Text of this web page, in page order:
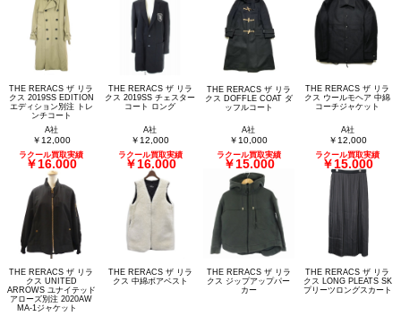
THE RERACS ザ リラ
クス 2019SS EDITION
エディション別注 トレ
ンチコート
A社
￥12,000
ラクール買取実績
￥16,000
THE RERACS ザ リラ
クス 2019SS チェスター
コート ロング
A社
￥12,000
ラクール買取実績
￥16,000
THE RERACS ザ リラ
クス DOFFLE COAT ダ
ッフルコート
A社
￥10,000
ラクール買取実績
￥15,000
THE RERACS ザ リラ
クス ウールモヘア 中綿
コーチジャケット
A社
￥12,000
ラクール買取実績
￥15,000
THE RERACS ザ リラ
クス UNITED
ARROWS ユナイテッド
アローズ別注 2020AW
MA-1ジャケット
THE RERACS ザ リラ
クス 中綿ボアベスト
THE RERACS ザ リラ
クス ジップアップパー
カー
THE RERACS ザ リラ
クス LONG PLEATS SK
プリーツロングスカート